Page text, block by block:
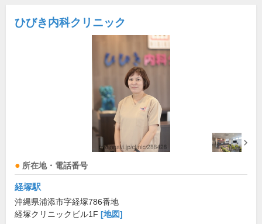
ひびき内科クリニック
所在地・電話番号
経塚駅
沖縄県浦添市字経塚786番地
経塚クリニックビル1F [地図]